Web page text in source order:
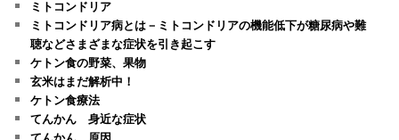
ミトコンドリア
ミトコンドリア病とは－ミトコンドリアの機能低下が糖尿病や難
聴などさまざまな症状を引き起こす
ケトン食の野菜、果物
玄米はまだ解析中！
ケトン食療法
てんかん 身近な症状